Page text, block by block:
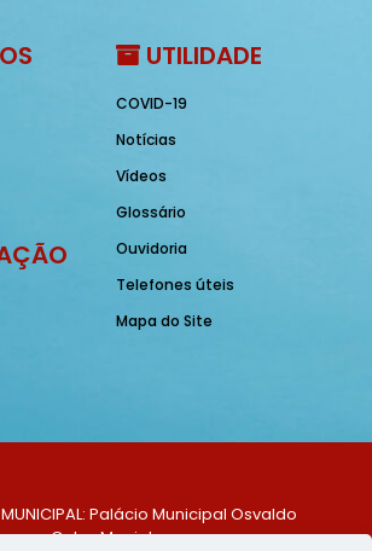
UTILIDADE
COVID-19
Notícias
Vídeos
Glossário
Ouvidoria
Telefones úteis
Mapa do Site
MUNICIPAL: Palácio Municipal Osvaldo
Celso Maciel